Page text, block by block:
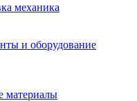
механика
и оборудование
материалы